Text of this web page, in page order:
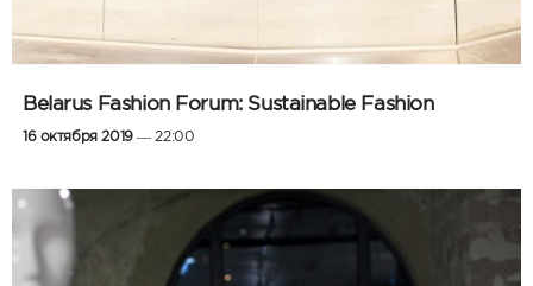
Belarus Fashion Forum: Sustainable Fashion
16 октября 2019— 22:00